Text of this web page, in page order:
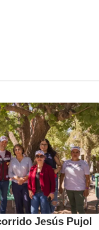
Jesús Pujol